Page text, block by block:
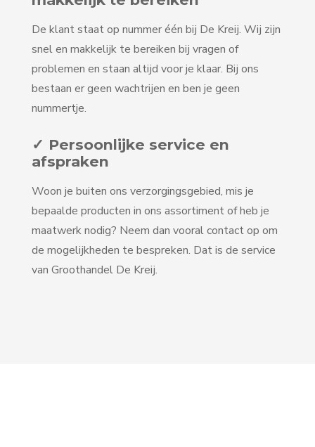
De klant staat op nummer één bij De Kreij. Wij zijn
snel en makkelijk te bereiken bij vragen of
problemen en staan altijd voor je klaar. Bij ons
bestaan er geen wachtrijen en ben je geen
nummertje.
✓ Persoonlijke service en
afspraken
Woon je buiten ons verzorgingsgebied, mis je
bepaalde producten in ons assortiment of heb je
maatwerk nodig? Neem dan vooral contact op om
de mogelijkheden te bespreken. Dat is de service
van Groothandel De Kreij.